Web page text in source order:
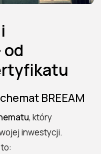
od
BREEAM
, który
inwestycji.